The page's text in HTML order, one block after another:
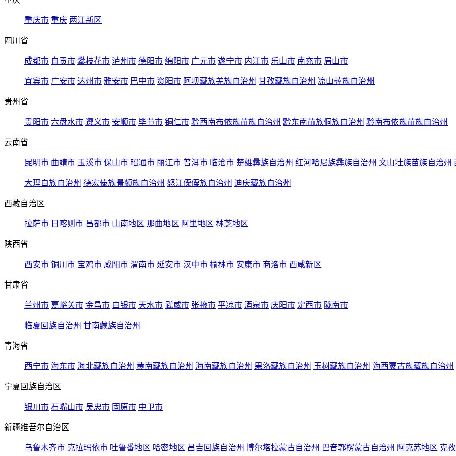
重庆市 重庆 两江新区
四川省
成都市 自贡市 攀枝花市 泸州市 德阳市 绵阳市 广元市 遂宁市 内江市 乐山市 南充市 眉山市
宜宾市 广安市 达州市 雅安市 巴中市 资阳市 阿坝藏族羌族自治州 甘孜藏族自治州 凉山彝族自治州
贵州省
贵阳市 六盘水市 遵义市 安顺市 毕节市 铜仁市 黔西南布依族苗族自治州 黔东南苗族侗族自治州 黔南布依族苗族自治州
云南省
昆明市 曲靖市 玉溪市 保山市 昭通市 丽江市 普洱市 临沧市 楚雄彝族自治州 红河哈尼族彝族自治州 文山壮族苗族自治州
大理白族自治州 德宏傣族景颇族自治州 怒江傈僳族自治州 迪庆藏族自治州
西藏自治区
拉萨市 日喀则市 昌都市 山南地区 那曲地区 阿里地区 林芝地区
陕西省
西安市 铜川市 宝鸡市 咸阳市 渭南市 延安市 汉中市 榆林市 安康市 商洛市 西咸新区
甘肃省
兰州市 嘉峪关市 金昌市 白银市 天水市 武威市 张掖市 平凉市 酒泉市 庆阳市 定西市 陇南市
临夏回族自治州 甘南藏族自治州
青海省
西宁市 海东市 海北藏族自治州 黄南藏族自治州 海南藏族自治州 果洛藏族自治州 玉树藏族自治州 海西蒙古族藏族自治州
宁夏回族自治区
银川市 石嘴山市 吴忠市 固原市 中卫市
新疆维吾尔自治区
乌鲁木齐市 克拉玛依市 吐鲁番地区 哈密地区 昌吉回族自治州 博尔塔拉蒙古自治州 巴音郭楞蒙古自治州 阿克苏地区 克